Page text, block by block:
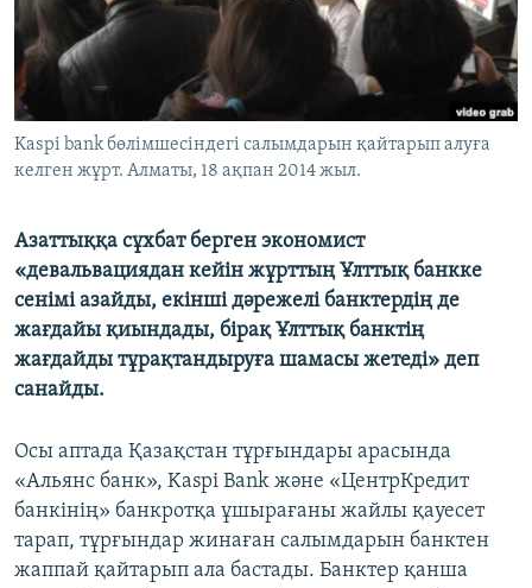
ЖАЗЫЛЫҢЫЗ
Басқа тілдерде
Kaspi bank бөлімшесіндегі салымдарын қайтарып алуға
келген жұрт. Алматы, 18 ақпан 2014 жыл.
Азаттыққа сұхбат берген экономист
«девальвациядан кейін жұрттың Ұлттық банкке
сенімі азайды, екінші дәрежелі банктердің де
жағдайы қиындады, бірақ Ұлттық банктің
жағдайды тұрақтандыруға шамасы жетеді» деп
санайды.
Осы аптада Қазақстан тұрғындары арасында
«Альянс банк», Kaspi Bank және «ЦентрКредит
банкінің» банкротқа ұшырағаны жайлы қауесет
тарап, тұрғындар жинаған салымдарын банктен
жаппай қайтарып ала бастады. Банктер қанша